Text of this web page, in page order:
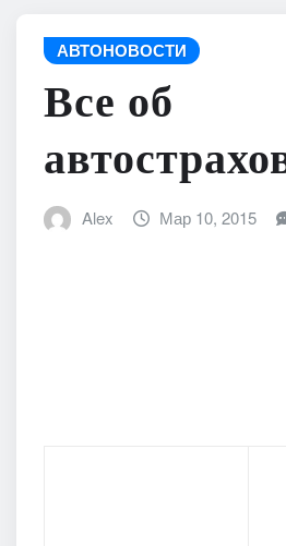
АВТОНОВОСТИ
Все об
Alex Мар 10, 2015